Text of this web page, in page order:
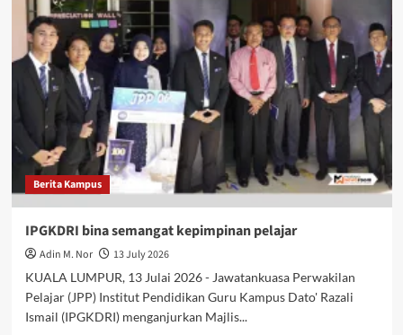
Berita Kampus
IPGKDRI bina semangat kepimpinan pelajar
Adin M. Nor
13 July 2026
KUALA LUMPUR, 13 Julai 2026 - Jawatankuasa Perwakilan
Pelajar (JPP) Institut Pendidikan Guru Kampus Dato' Razali
Ismail (IPGKDRI) menganjurkan Majlis...